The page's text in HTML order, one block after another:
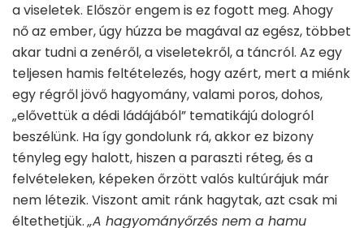
a viseletek. Először engem is ez fogott meg. Ahogy
nő az ember, úgy húzza be magával az egész, többet
akar tudni a zenéről, a viseletekről, a táncról. Az egy
teljesen hamis feltételezés, hogy azért, mert a miénk
egy régről jövő hagyomány, valami poros, dohos,
„elővettük a dédi ládájából” tematikájú dologról
beszélünk. Ha így gondolunk rá, akkor ez bizony
tényleg egy halott, hiszen a paraszti réteg, és a
felvételeken, képeken őrzött valós kultúrájuk már
nem létezik. Viszont amit ránk hagytak, azt csak mi
éltethetjük.„A hagyományőrzés nem a hamu